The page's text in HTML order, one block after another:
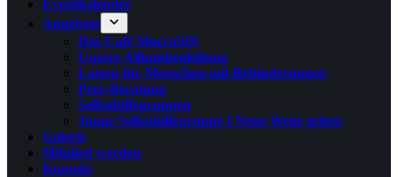
Eventkalender
Angebote
Das Café MoccaSiN
Unsere Alltagsbegleitung
Lotsen für Menschen mit Behinderungen
Peer-Beratung
Selbsthilfegruppen
Junge Selbsthilfegruppe I Neue Wege gehen
Galerie
Mitglied werden
Kontakt